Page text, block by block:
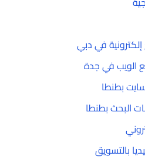
في دبي
الويب في جدة
بطنطا
البحث بطنطا
بالتسويق